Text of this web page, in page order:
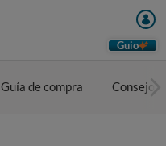
Guio
Guía de compra Consejos